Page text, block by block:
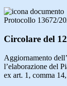
Protocollo 13672/
Circolare del
Aggiornamento
l’elaborazione del
ex art. 1, comma